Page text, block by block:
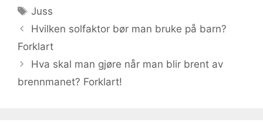
Stikkord
Juss
Hvilken solfaktor bør man bruke på barn?
Forklart
Hva skal man gjøre når man blir brent av
brennmanet? Forklart!